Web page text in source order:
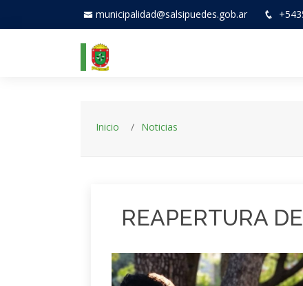
municipalidad@salsipuedes.gob.ar
Inicio Noticias
REAPERTURA